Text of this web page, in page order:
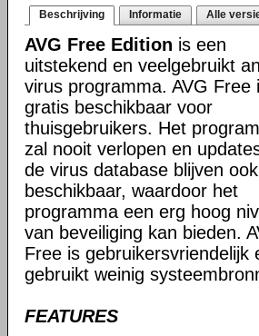
Beschrijving Informatie Alle
AVG Free Edition is een
uitstekend en veelgebruikt
virus programma. AVG Free
gratis beschikbaar voor
thuisgebruikers. Het
zal nooit verlopen en
de virus database blijven
beschikbaar, waardoor het
programma een erg hoog
van beveiliging kan bieden.
Free is gebruikersvriendelijk
gebruikt weinig
FEATURES